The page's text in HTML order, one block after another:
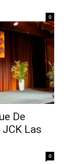
0
De
Las
0